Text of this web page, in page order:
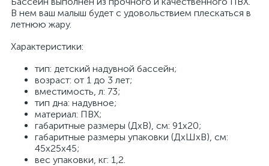
В нем ваш малыш будет с удовольствием плескаться в
летнюю жару.
Характеристики:
тип: детский надувной бассейн;
возраст: от 1 до 3 лет;
вместимость, л: 73;
тип дна: надувное;
материал: ПВХ;
габаритные размеры (ДхВ), см: 91x20;
габаритные размеры упаковки (ДхШхВ), см:
45x25x45;
вес упаковки, кг: 1,2.